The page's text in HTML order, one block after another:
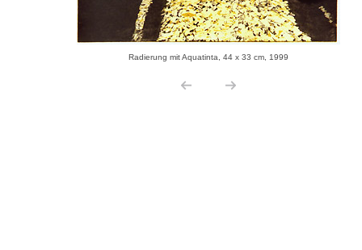
Radierung mit Aquatinta, 44 x 33 cm, 1999